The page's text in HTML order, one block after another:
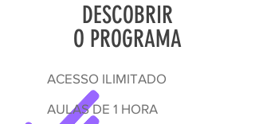
DESCOBRIR
O PROGRAMA
ACESSO ILIMITADO
AULAS DE 1 HORA